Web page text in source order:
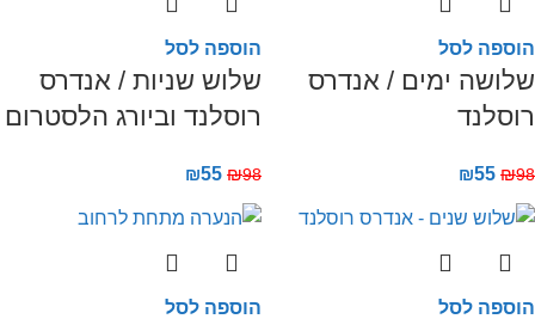
הוספה לסל
שלושה ימים / אנדרס
רוסלנד
₪98
₪55
הוספה לסל
שלוש שניות / אנדרס
רוסלנד וביורג הלסטרום
₪98
₪55
הוספה לסל הוספה לסל